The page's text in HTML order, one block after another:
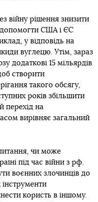
війну рішення знизити
США і ЄС
у відповідь на
вуглецю. Утім, зараз
додаткові 15 мільярдів
створити
такого обсягу,
років збільшити
перехід на
вирівняє загальний
чи може
під час війни з рф.
воєнних злочинців до
інструменти
користь в іншому.